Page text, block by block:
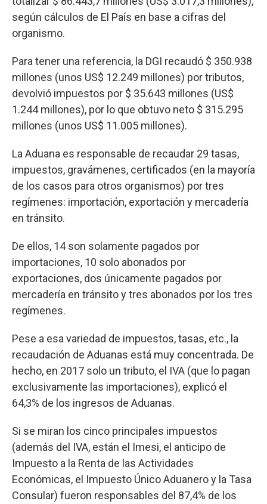
según cálculos de El País en base a cifras del
organismo.
Para tener una referencia, la DGI recaudó $ 350.938
millones (unos US$ 12.249 millones) por tributos,
devolvió impuestos por $ 35.643 millones (US$
1.244 millones), por lo que obtuvo neto $ 315.295
millones (unos US$ 11.005 millones).
La Aduana es responsable de recaudar 29 tasas,
impuestos, gravámenes, certificados (en la mayoría
de los casos para otros organismos) por tres
regímenes: importación, exportación y mercadería
en tránsito.
De ellos, 14 son solamente pagados por
importaciones, 10 solo abonados por
exportaciones, dos únicamente pagados por
mercadería en tránsito y tres abonados por los tres
regímenes.
Pese a esa variedad de impuestos, tasas, etc., la
recaudación de Aduanas está muy concentrada. De
hecho, en 2017 solo un tributo, el IVA (que lo pagan
exclusivamente las importaciones), explicó el
64,3% de los ingresos de Aduanas.
Si se miran los cinco principales impuestos
(además del IVA, están el Imesi, el anticipo de
Impuesto a la Renta de las Actividades
Económicas, el Impuesto Único Aduanero y la Tasa
Consular) fueron responsables del 87,4% de los